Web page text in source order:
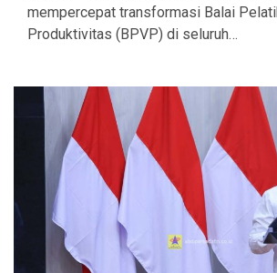
mempercepat transformasi Balai
Produktivitas (BPVP) di seluruh…